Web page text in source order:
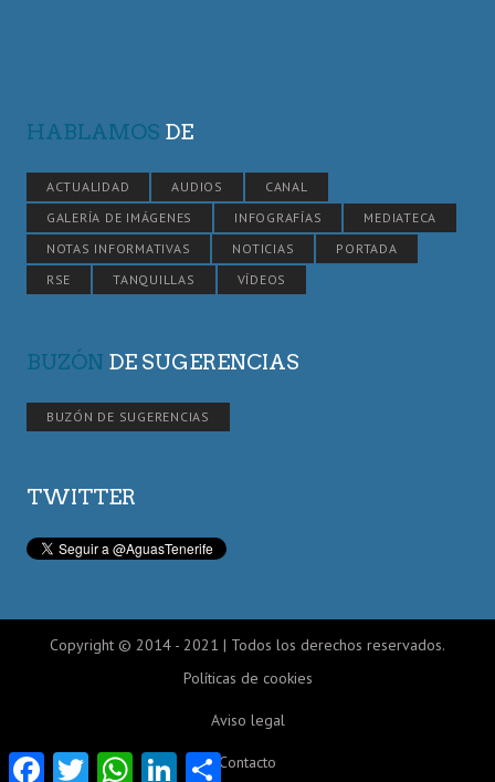
HABLAMOS DE
ACTUALIDAD AUDIOS
CANAL
GALERÍA DE IMÁGENES
INFOGRAFÍAS
MEDIATECA
NOTAS INFORMATIVAS
NOTICIAS
PORTADA
RSE
TANQUILLAS VÍDEOS
BUZÓN DE SUGERENCIAS
BUZÓN DE SUGERENCIAS
TWITTER
Copyright © 2014 - 2021 | Todos los derechos reservados.
Políticas de cookies
Aviso legal
Contacto
FacebookTwitter WhatsAppLinkedInCompartir